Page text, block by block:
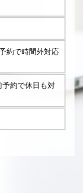
約で時間外対応
予約で休日も対